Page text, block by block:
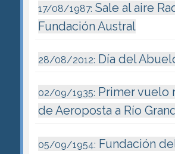
17/08/1987: Sale al aire
Fundación Austral
28/08/2012: Día del
02/09/1935: Primer vuelo
de Aeroposta a Río
05/09/1954: Fundación